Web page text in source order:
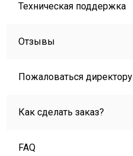
Техническая поддержка
Отзывы
Пожаловаться директору
Как сделать заказ?
FAQ